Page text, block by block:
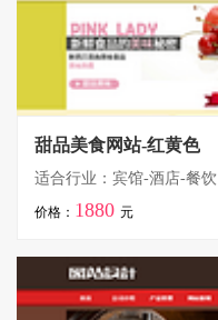
甜品美食网站-红黄色
适合行业：宾馆-酒店-餐饮
价格： 1880 元